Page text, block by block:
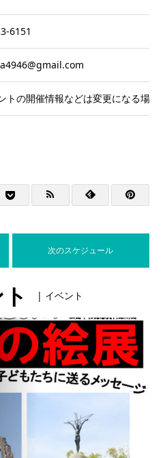
6151
トの開催情報などは変更になる場
次のスケジュール
| イベント